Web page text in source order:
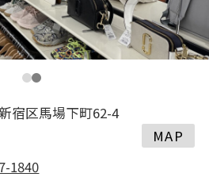
宿区馬場下町62-4
MAP
1840